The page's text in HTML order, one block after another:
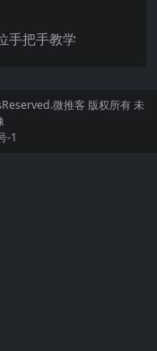
手把手教学
微推客 版权所有 未
-1